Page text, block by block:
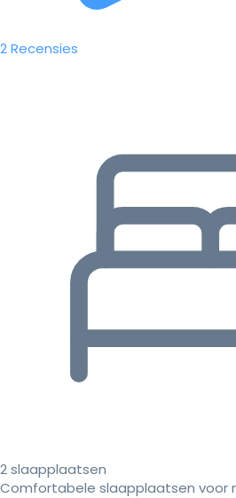
2 Recensies
2 slaapplaatsen
Comfortabele slaapplaatsen voor